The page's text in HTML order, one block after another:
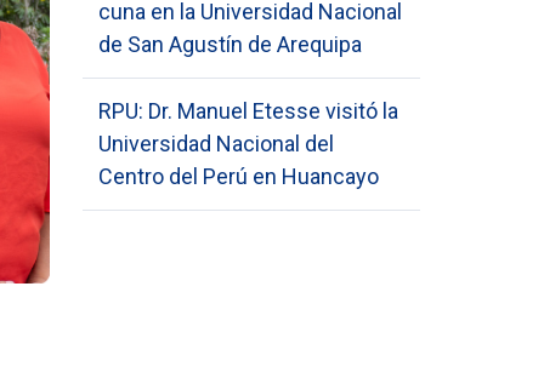
cuna en la Universidad Nacional
de San Agustín de Arequipa
RPU: Dr. Manuel Etesse visitó la
Universidad Nacional del
Centro del Perú en Huancayo